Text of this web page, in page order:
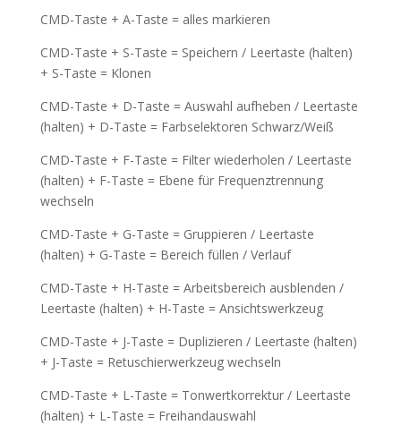
CMD-Taste + A-Taste = alles markieren
CMD-Taste + S-Taste = Speichern / Leertaste (halten)
+ S-Taste = Klonen
CMD-Taste + D-Taste = Auswahl aufheben / Leertaste
(halten) + D-Taste = Farbselektoren Schwarz/Weiß
CMD-Taste + F-Taste = Filter wiederholen / Leertaste
(halten) + F-Taste = Ebene für Frequenztrennung
wechseln
CMD-Taste + G-Taste = Gruppieren / Leertaste
(halten) + G-Taste = Bereich füllen / Verlauf
CMD-Taste + H-Taste = Arbeitsbereich ausblenden /
Leertaste (halten) + H-Taste = Ansichtswerkzeug
CMD-Taste + J-Taste = Duplizieren / Leertaste (halten)
+ J-Taste = Retuschierwerkzeug wechseln
CMD-Taste + L-Taste = Tonwertkorrektur / Leertaste
(halten) + L-Taste = Freihandauswahl